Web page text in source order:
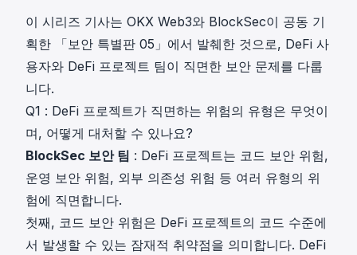
이 시리즈 기사는 OKX Web3와 BlockSec이 공동 기
획한
「보안 특별판 05」 에서 발췌한 것으로, DeFi 사
용자와 DeFi 프로젝트 팀이 직면한 보안 문제를 다룹
니다.
Q1 : DeFi 프로젝트가 직면하는 위험의 유형은 무엇이
며, 어떻게 대처할 수 있나요?
BlockSec 보안 팀 : DeFi 프로젝트는 코드 보안 위험,
운영 보안 위험, 외부 의존성 위험 등 여러 유형의 위
험에 직면합니다.
첫째, 코드 보안 위험은 DeFi 프로젝트의 코드 수준에
서 발생할 수 있는 잠재적 취약점을 의미합니다. DeFi